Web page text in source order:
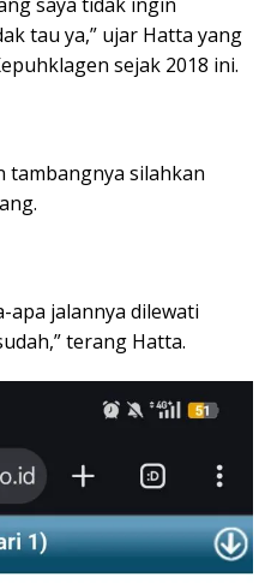
tau ya,” ujar Hatta yang
sejak 2018 ini.
tambangnya silahkan
apa jalannya dilewati
terang Hatta.